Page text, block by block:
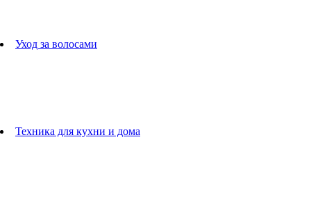
Уход за волосами
Техника для кухни и дома